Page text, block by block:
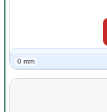
0 mm